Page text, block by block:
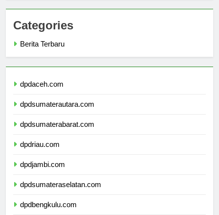
Categories